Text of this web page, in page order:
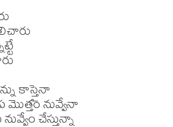
కాస్తైనా
నువ్వేనా
చేస్తున్నా